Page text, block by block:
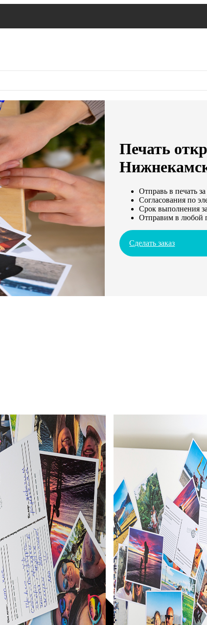
Печать
Отправь в печать
Согласования по
Срок выполнения
Отправим в любой
Сделать заказ